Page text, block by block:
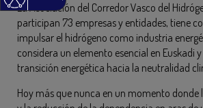
La Asociación del Corredor Vasco del
participan 73 empresas y entidades, tiene
impulsar el hidrógeno como industria
considera un elemento esencial en Euskadi
transición energética hacia la neutralidad
Hoy más que nunca en un momento donde